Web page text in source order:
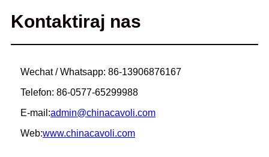
Kontaktiraj nas
Wechat / Whatsapp: 86-13906876167
Telefon: 86-0577-65299988
E-mail:admin@chinacavoli.com
Web:www.chinacavoli.com